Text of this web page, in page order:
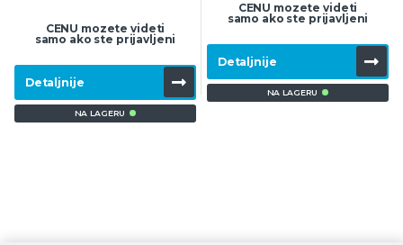
CENU mozete videti
samo ako ste prijavljeni
Detaljnije
NA LAGERU
CENU mozete videti
samo ako ste prijavljeni
Detaljnije
NA LAGERU